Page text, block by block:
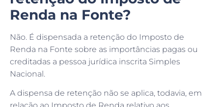
Renda na Fonte?
Não. É dispensada a retenção do Imposto de
Renda na Fonte sobre as importâncias pagas ou
creditadas a pessoa jurídica inscrita Simples
Nacional.
A dispensa de retenção não se aplica, todavia, em
relação ao Imposto de Renda relativo aos